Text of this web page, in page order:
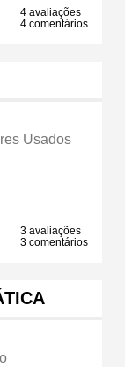
4 avaliações
4 comentários
Usados
3 avaliações
3 comentários